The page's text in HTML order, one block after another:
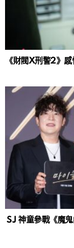
《財閥X刑警2》
SJ 神童參戰《魔